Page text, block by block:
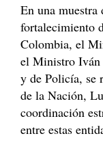
En una
fortalecimiento
Colombia, el
el Ministro Iván
y de Policía, se
de la Nación,
coordinación
entre estas